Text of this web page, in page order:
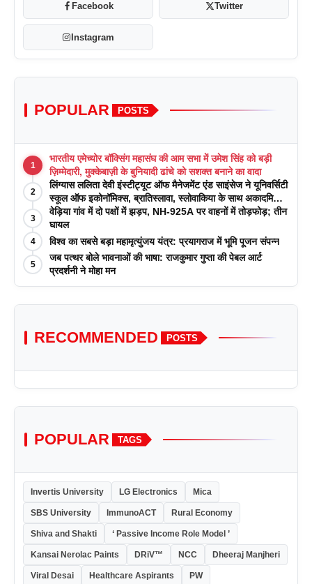
Facebook Twitter
Instagram
POPULAR POSTS
1
भारतीय एमेच्योर बॉक्सिंग महासंघ की आम सभा में उमेश सिंह को बड़ी
ज़िम्मेदारी, मुक्केबाज़ी के बुनियादी ढांचे को सशक्त बनाने का वादा
2
लिंग्यास ललिता देवी इंस्टीट्यूट ऑफ मैनेजमेंट एंड साइंसेज ने यूनिवर्सिटी
स्कूल ऑफ इकोनॉमिक्स, ब्रातिस्लावा, स्लोवाकिया के साथ अकादमिक
पत्रिकाओं में प्रकाशन रणनीतियों पर एक दिवसीय कार्यशाला का
आयोजन किया
3
वेड़िया गांव में दो पक्षों में झड़प, NH-925A पर वाहनों में तोड़फोड़; तीन
घायल
4 विश्व का सबसे बड़ा महामृत्युंजय यंत्र: प्रयागराज में भूमि पूजन संपन्न
5
जब पत्थर बोले भावनाओं की भाषा: राजकुमार गुप्ता की पेबल आर्ट
प्रदर्शनी ने मोहा मन
RECOMMENDED POSTS
POPULAR TAGS
Invertis University LG Electronics Mica
SBS University ImmunoACT Rural Economy
Shiva and Shakti ‘ Passive Income Role Model ’
Kansai Nerolac Paints DRiV™ NCC Dheeraj Manjheri
Viral Desai Healthcare Aspirants PW